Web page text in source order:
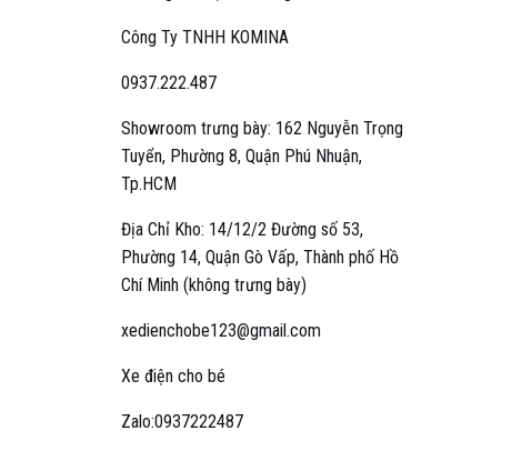
Công Ty TNHH KOMINA
0937.222.487
Showroom trưng bày: 162 Nguyễn Trọng
Tuyển, Phường 8, Quận Phú Nhuận,
Tp.HCM
Địa Chỉ Kho: 14/12/2 Đường số 53,
Phường 14, Quận Gò Vấp, Thành phố Hồ
Chí Minh (không trưng bày)
xedienchobe123@gmail.com
Xe điện cho bé
Zalo:0937222487